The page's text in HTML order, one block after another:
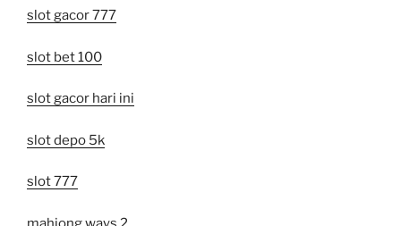
slot gacor 777
slot bet 100
slot gacor hari ini
slot depo 5k
slot 777